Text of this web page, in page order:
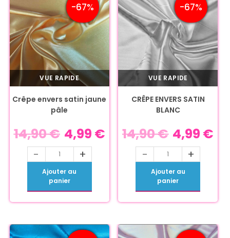
-67%
VUE RAPIDE
Crêpe envers satin jaune
pâle
14,90€ 4,99 €
- +
Ajouter au
panier
-67%
VUE RAPIDE
CRÊPE ENVERS SATIN
BLANC
14,90€ 4,99 €
- +
Ajouter au
panier